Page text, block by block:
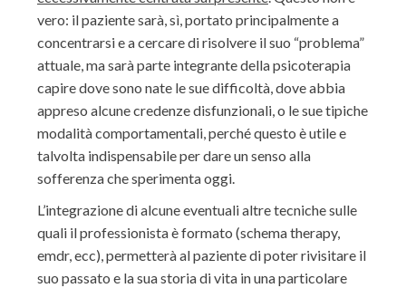
vero: il paziente sarà, sì, portato principalmente a
concentrarsi e a cercare di risolvere il suo “problema”
attuale, ma sarà parte integrante della psicoterapia
capire dove sono nate le sue difficoltà, dove abbia
appreso alcune credenze disfunzionali, o le sue tipiche
modalità comportamentali, perché questo è utile e
talvolta indispensabile per dare un senso alla
sofferenza che sperimenta oggi.
L’integrazione di alcune eventuali altre tecniche sulle
quali il professionista è formato (schema therapy,
emdr, ecc), permetterà al paziente di poter rivisitare il
suo passato e la sua storia di vita in una particolare